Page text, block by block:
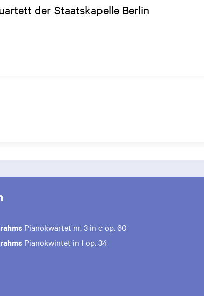
der Staatskapelle Berlin
Pianokwartet nr. 3 in c op. 60
Pianokwintet in f op. 34